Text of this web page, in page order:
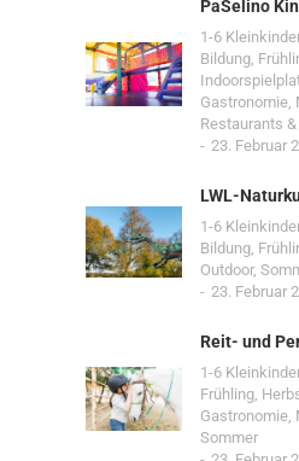
PaSelino
1-6 Kleinkinder
Bildung,
Gastronomie,
Restaurants
23. Februar
LWL-
1-6 Kleinkinder
Bildung,
Outdoor,
23. Februar
Reit- und
1-6 Kleinkinder
Frühling,
Gastronomie,
Sommer